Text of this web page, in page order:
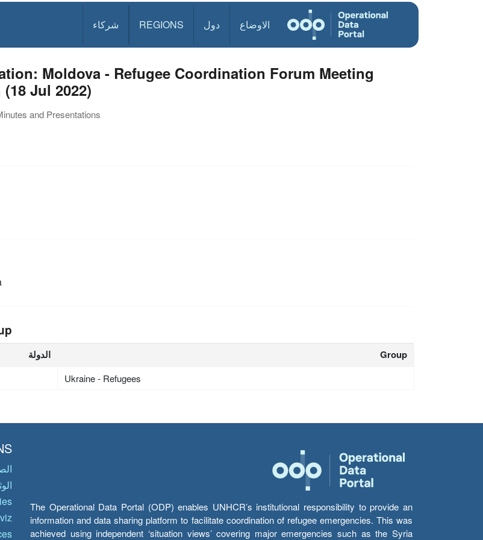
الاوضاع دول REGIONS شركاء
Moldova - Refugee Coordination Forum Meeting
Jul 2022)
and Presentations
الدولة Group
Ukraine - Refugees
The Operational Data Portal (ODP) enables UNHCR’s institutional responsibility to provide an
information and data sharing platform to facilitate coordination of refugee emergencies. This was
achieved using independent ‘situation views’ covering major emergencies such as the Syria